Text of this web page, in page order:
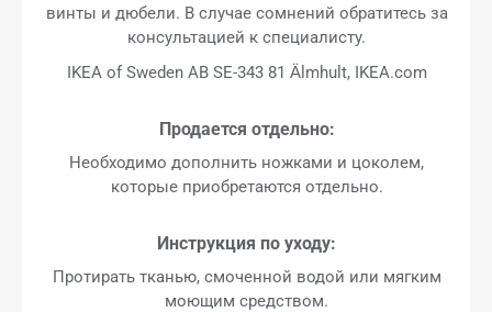
винты и дюбели. В случае сомнений обратитесь за
консультацией к специалисту.
IKEA of Sweden AB SE-343 81 Älmhult, IKEA.com
Продается отдельно:
Необходимо дополнить ножками и цоколем,
которые приобретаются отдельно.
Инструкция по уходу:
Протирать тканью, смоченной водой или мягким
моющим средством.